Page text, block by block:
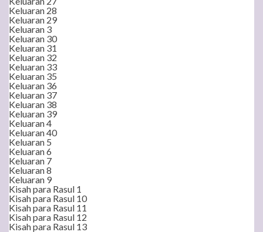
Keluaran 28
Keluaran 29
Keluaran 3
Keluaran 30
Keluaran 31
Keluaran 32
Keluaran 33
Keluaran 35
Keluaran 36
Keluaran 37
Keluaran 38
Keluaran 39
Keluaran 4
Keluaran 40
Keluaran 5
Keluaran 6
Keluaran 7
Keluaran 8
Keluaran 9
Kisah para Rasul 1
Kisah para Rasul 10
Kisah para Rasul 11
Kisah para Rasul 12
Kisah para Rasul 13